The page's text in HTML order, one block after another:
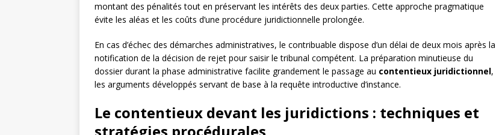
montant des pénalités tout en préservant les intérêts des deux parties. Cette approche pragmatique
évite les aléas et les coûts d’une procédure juridictionnelle prolongée.
En cas d’échec des démarches administratives, le contribuable dispose d’un délai de deux mois après la
notification de la décision de rejet pour saisir le tribunal compétent. La préparation minutieuse du
dossier durant la phase administrative facilite grandement le passage au contentieux juridictionnel,
les arguments développés servant de base à la requête introductive d’instance.
Le contentieux devant les juridictions : techniques et